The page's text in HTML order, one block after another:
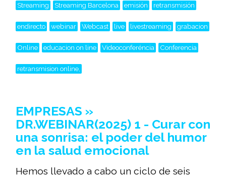
Streaming Streaming Barcelona emisión retransmisión
endirecto webinar Webcast live livestreaming grabacion
Online educacion on line Videoconferéncia Conferencia
retransmision online,
EMPRESAS »
DR.WEBINAR(2025) 1 - Curar con
una sonrisa: el poder del humor
en la salud emocional
Hemos llevado a cabo un ciclo de seis